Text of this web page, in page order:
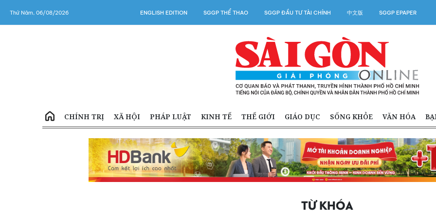
Thứ Năm, 06/08/2026 ENGLISH EDITION SGGP THỂ THAO SGGP ĐẦU TƯ TÀI CHÍNH 中文版 SGGP EPAPER
CHÍNH TRỊ XÃ HỘI PHÁP LUẬT KINH TẾ THẾ GIỚI GIÁO DỤC SỐNG KHỎE VĂN HÓA
TỪ KHÓA